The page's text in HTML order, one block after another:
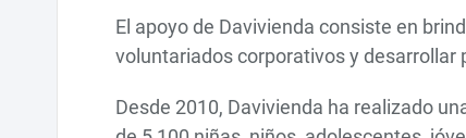
El apoyo de Davivienda consiste en
voluntariados corporativos y
Desde 2010, Davivienda ha realizado